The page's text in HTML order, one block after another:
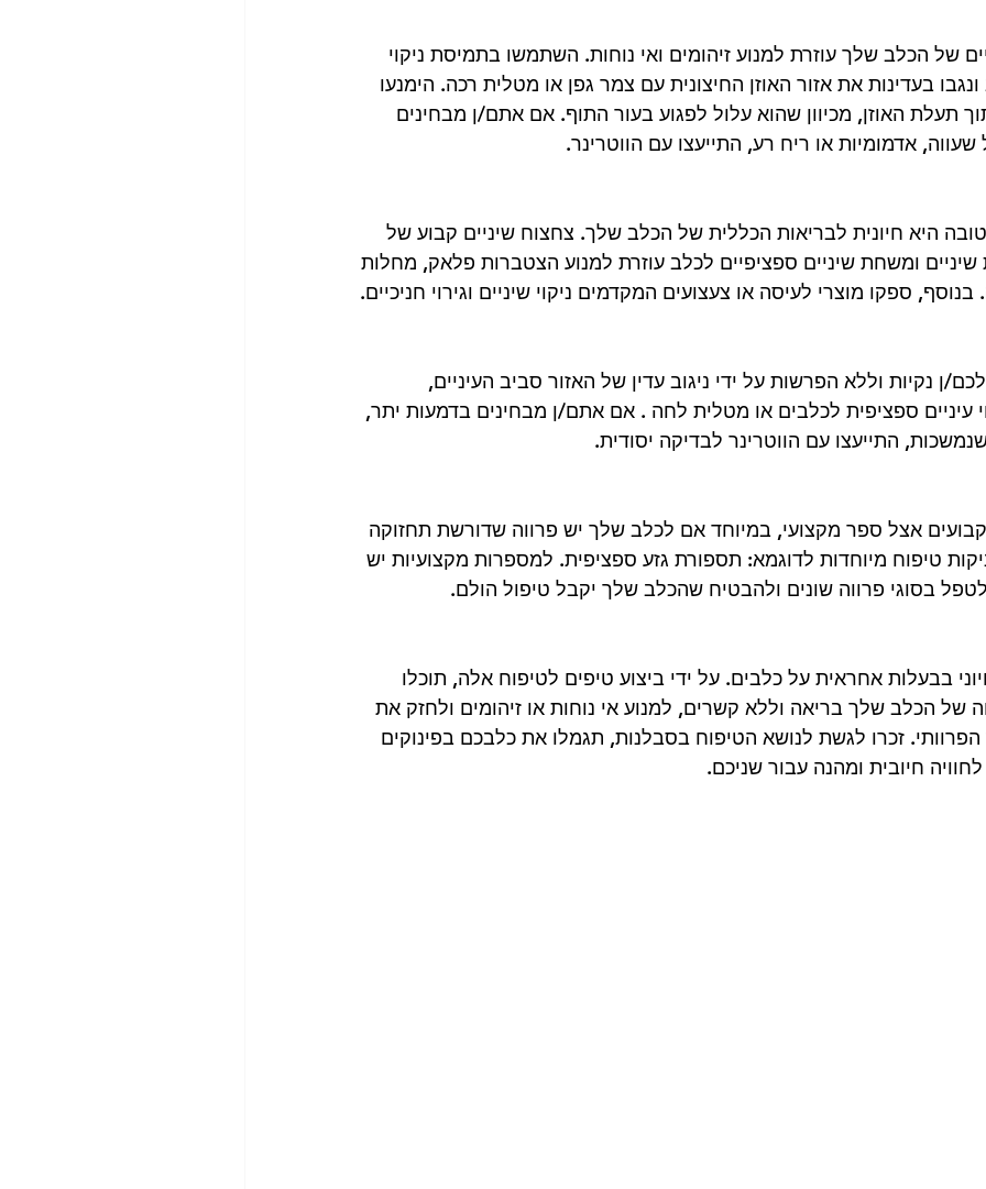
של הכלב שלך עוזרת למנוע זיהומים ואי נוחות. השתמשו בתמיסת ניקוי
בעדינות את אזור האוזן החיצונית עם צמר גפן או מטלית רכה. הימנעו
תעלת האוזן, מכיוון שהוא עלול לפגוע בעור התוף. אם אתם/ן מבחינים
אדמומיות או ריח רע, התייעצו עם הווטרינר.
היא חיונית לבריאות הכללית של הכלב שלך. צחצוח שיניים קבוע של
ומשחת שיניים ספציפיים לכלב עוזרת למנוע הצטברות פלאק, מחלות
ספקו מוצרי לעיסה או צעצועים המקדמים ניקוי שיניים וגירוי חניכיים.
ן נקיות וללא הפרשות על ידי ניגוב עדין של האזור סביב העיניים,
עיניים ספציפית לכלבים או מטלית לחה . אם אתם/ן מבחינים בדמעות יתר,
התייעצו עם הווטרינר לבדיקה יסודית.
קבועים אצל ספר מקצועי, במיוחד אם לכלב שלך יש פרווה שדורשת תחזוקה
טיפוח מיוחדות לדוגמא: תספורת גזע ספציפית. למספרות מקצועיות יש
בסוגי פרווה שונים ולהבטיח שהכלב שלך יקבל טיפול הולם.
בבעלות אחראית על כלבים. על ידי ביצוע טיפים לטיפוח אלה, תוכלו
של הכלב שלך בריאה וללא קשרים, למנוע אי נוחות או זיהומים ולחזק את
זכרו לגשת לנושא הטיפוח בסבלנות, תגמלו את כלבכם בפינוקים
חיובית ומהנה עבור שניכם.